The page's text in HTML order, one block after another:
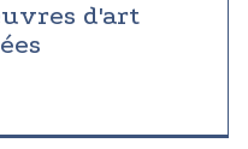
d'art